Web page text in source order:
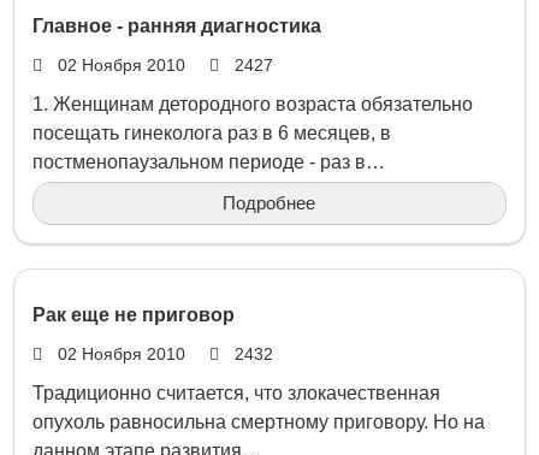
Главное - ранняя диагностика
02 Ноября 2010 2427
1. Женщинам детородного возраста обязательно
посещать гинеколога раз в 6 месяцев, в
постменопаузальном периоде - раз в…
Подробнее
Рак еще не приговор
02 Ноября 2010 2432
Традиционно считается, что злокачественная
опухоль равносильна смертному приговору. Но на
данном этапе развития…